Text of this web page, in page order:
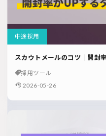
中途採用
スカウトメールのコツ｜開封
採用ツール
2026-05-26